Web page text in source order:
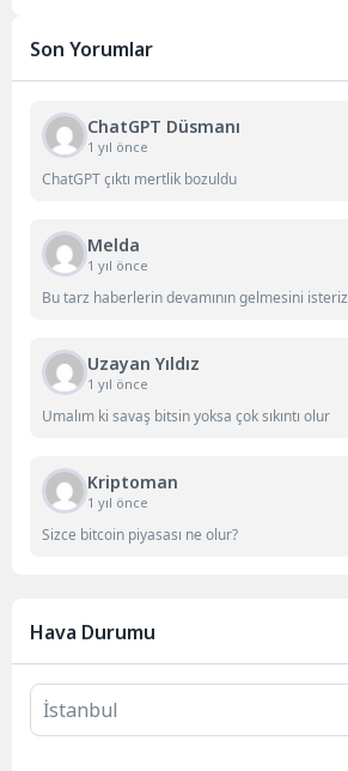
zam geliyor. Benzin...
Son Yorumlar
ChatGPT Düsmanı
1 yıl önce
ChatGPT çıktı mertlik bozuldu
Melda
1 yıl önce
Bu tarz haberlerin devamının gelmesini isteriz
Uzayan Yıldız
1 yıl önce
Umalım ki savaş bitsin yoksa çok sıkıntı olur
Kriptoman
1 yıl önce
Sizce bitcoin piyasası ne olur?
Hava Durumu